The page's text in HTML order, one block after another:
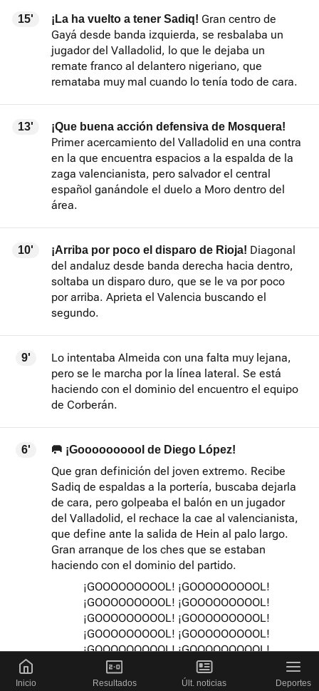
15' ¡La ha vuelto a tener Sadiq! Gran centro de
Gayá desde banda izquierda, se resbalaba un
jugador del Valladolid, lo que le dejaba un
remate franco al delantero nigeriano, que
remataba muy mal cuando lo tenía todo de cara.
13' ¡Que buena acción defensiva de Mosquera!
Primer acercamiento del Valladolid en una contra
en la que encuentra espacios a la espalda de la
zaga valencianista, pero salvador el central
español ganándole el duelo a Moro dentro del
área.
10' ¡Arriba por poco el disparo de Rioja! Diagonal
del andaluz desde banda derecha hacia dentro,
soltaba un disparo duro, que se le va por poco
por arriba. Aprieta el Valencia buscando el
segundo.
9'
Lo intentaba Almeida con una falta muy lejana,
pero se le marcha por la línea lateral. Se está
haciendo con el dominio del encuentro el equipo
de Corberán.
6' 🥅 ¡Goooooooool de Diego López!
Que gran definición del joven extremo. Recibe
Sadiq de espaldas a la portería, buscaba dejarla
de cara, pero golpeaba el balón en un jugador
del Valladolid, el rechace la cae al valencianista,
que define ante la salida de Hein al palo largo.
Gran arranque de los ches que se estaban
haciendo con el dominio del partido.
¡GOOOOOOOOOL! ¡GOOOOOOOOOL!
¡GOOOOOOOOOL! ¡GOOOOOOOOOL!
¡GOOOOOOOOOL! ¡GOOOOOOOOOL!
¡GOOOOOOOOOL! ¡GOOOOOOOOOL!
¡GOOOOOOOOOL! ¡GOOOOOOOOOL!
¡GOOOOOOOOOL! ¡GOOOOOOOOOL!
Inicio Resultados Últ. noticias Deportes